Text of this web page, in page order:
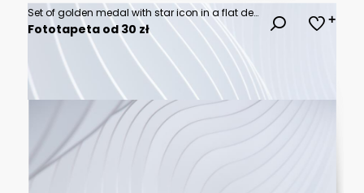
Set of golden medal with star icon in a flat design
Fototapeta od 30 zł